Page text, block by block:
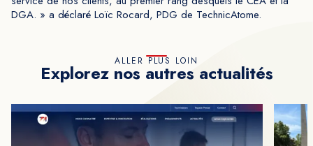
DGA. » a déclaré Loïc Rocard, PDG de TechnicAtome.
ALLER PLUS LOIN
Explorez nos autres actualités